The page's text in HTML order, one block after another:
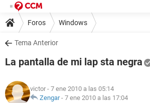
Foros Windows
Tema Anterior
La pantalla de mi lap sta negra
victor - 7 ene 2010 a las 05:14
Zengar- 7 ene 2010 a las 17:04